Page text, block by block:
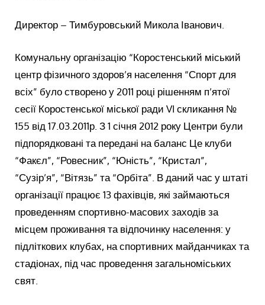
Директор – Тимбуровський Микола Іванович.
Комунальну організацію “Коростенський міський
центр фізичного здоров’я населення “Спорт для
всіх” було створено у 2011 році рішенням п’ятої
сесії Коростенської міської ради VI скликання №
155 від 17.03.2011р. З 1 січня 2012 року Центри були
підпорядковані та передані на баланс Це клуби
“Факєл”, “Ровесник”, “Юність”, “Кристал”,
“Сузір’я”, “Вітязь” та “Орбіта”. В даний час у штаті
організації працює 13 фахівців, які займаються
проведенням спортивно-масових заходів за
місцем проживання та відпочинку населення: у
підліткових клубах, на спортивних майданчиках та
стадіонах, під час проведення загальноміських
свят.